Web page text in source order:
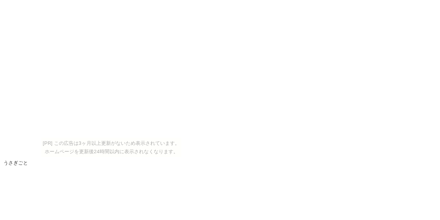
[PR] この広告は3ヶ月以上更新がないため表示されています。
ホームページを更新後24時間以内に表示されなくなります。
うさぎごと